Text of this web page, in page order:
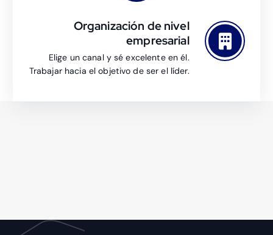
Organización de nivel
empresarial
Elige un canal y sé excelente en él.
Trabajar hacia el objetivo de ser el líder.